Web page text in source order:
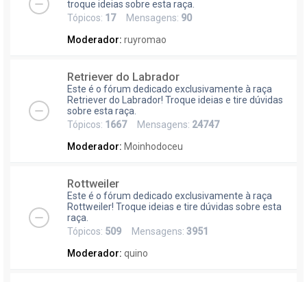
troque ideias sobre esta raça.
Tópicos: 17Mensagens: 90
Moderador: ruyromao
Retriever do Labrador
Este é o fórum dedicado exclusivamente à raça
Retriever do Labrador! Troque ideias e tire dúvidas
sobre esta raça.
Tópicos: 1667Mensagens: 24747
Moderador: Moinhodoceu
Rottweiler
Este é o fórum dedicado exclusivamente à raça
Rottweiler! Troque ideias e tire dúvidas sobre esta
raça.
Tópicos: 509 Mensagens: 3951
Moderador: quino